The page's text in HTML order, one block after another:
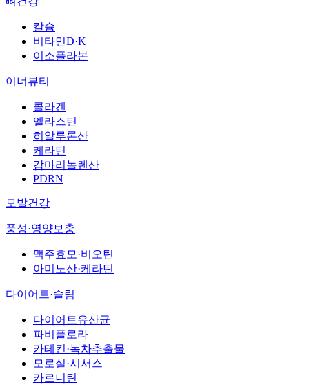
칼슘
비타민D·K
이소플라본
이너뷰티
콜라겐
엘라스틴
히알루론산
케라틴
감마리놀렌산
PDRN
모발건강
풍성·영양보충
맥주효모·비오틴
아미노산·케라틴
다이어트·슬림
다이어트유산균
파비플로라
카테킨·녹차추출물
모로실·시서스
카르니틴